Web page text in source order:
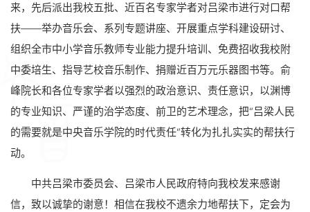
来，先后派出我校五批、近百名专家学者对吕梁市进行对口帮
扶——举办音乐会、系列专题讲座、开展重点学科建设研讨、
组织全市中小学音乐教师专业能力提升培训、免费招收我校附
中委培生、指导艺校音乐制作、捐赠近百万元乐器图书等。俞
峰院长和各位专家学者以强烈的政治意识、责任意识，以渊博
的专业知识、严谨的治学态度、前卫的艺术理念，把“吕梁人民
的需要就是中央音乐学院的时代责任”转化为扎扎实实的帮扶行
动。
中共吕梁市委员会、吕梁市人民政府特向我校发来感谢
信，致以诚挚的谢意！相信在我校不遗余力地帮扶下，定会为